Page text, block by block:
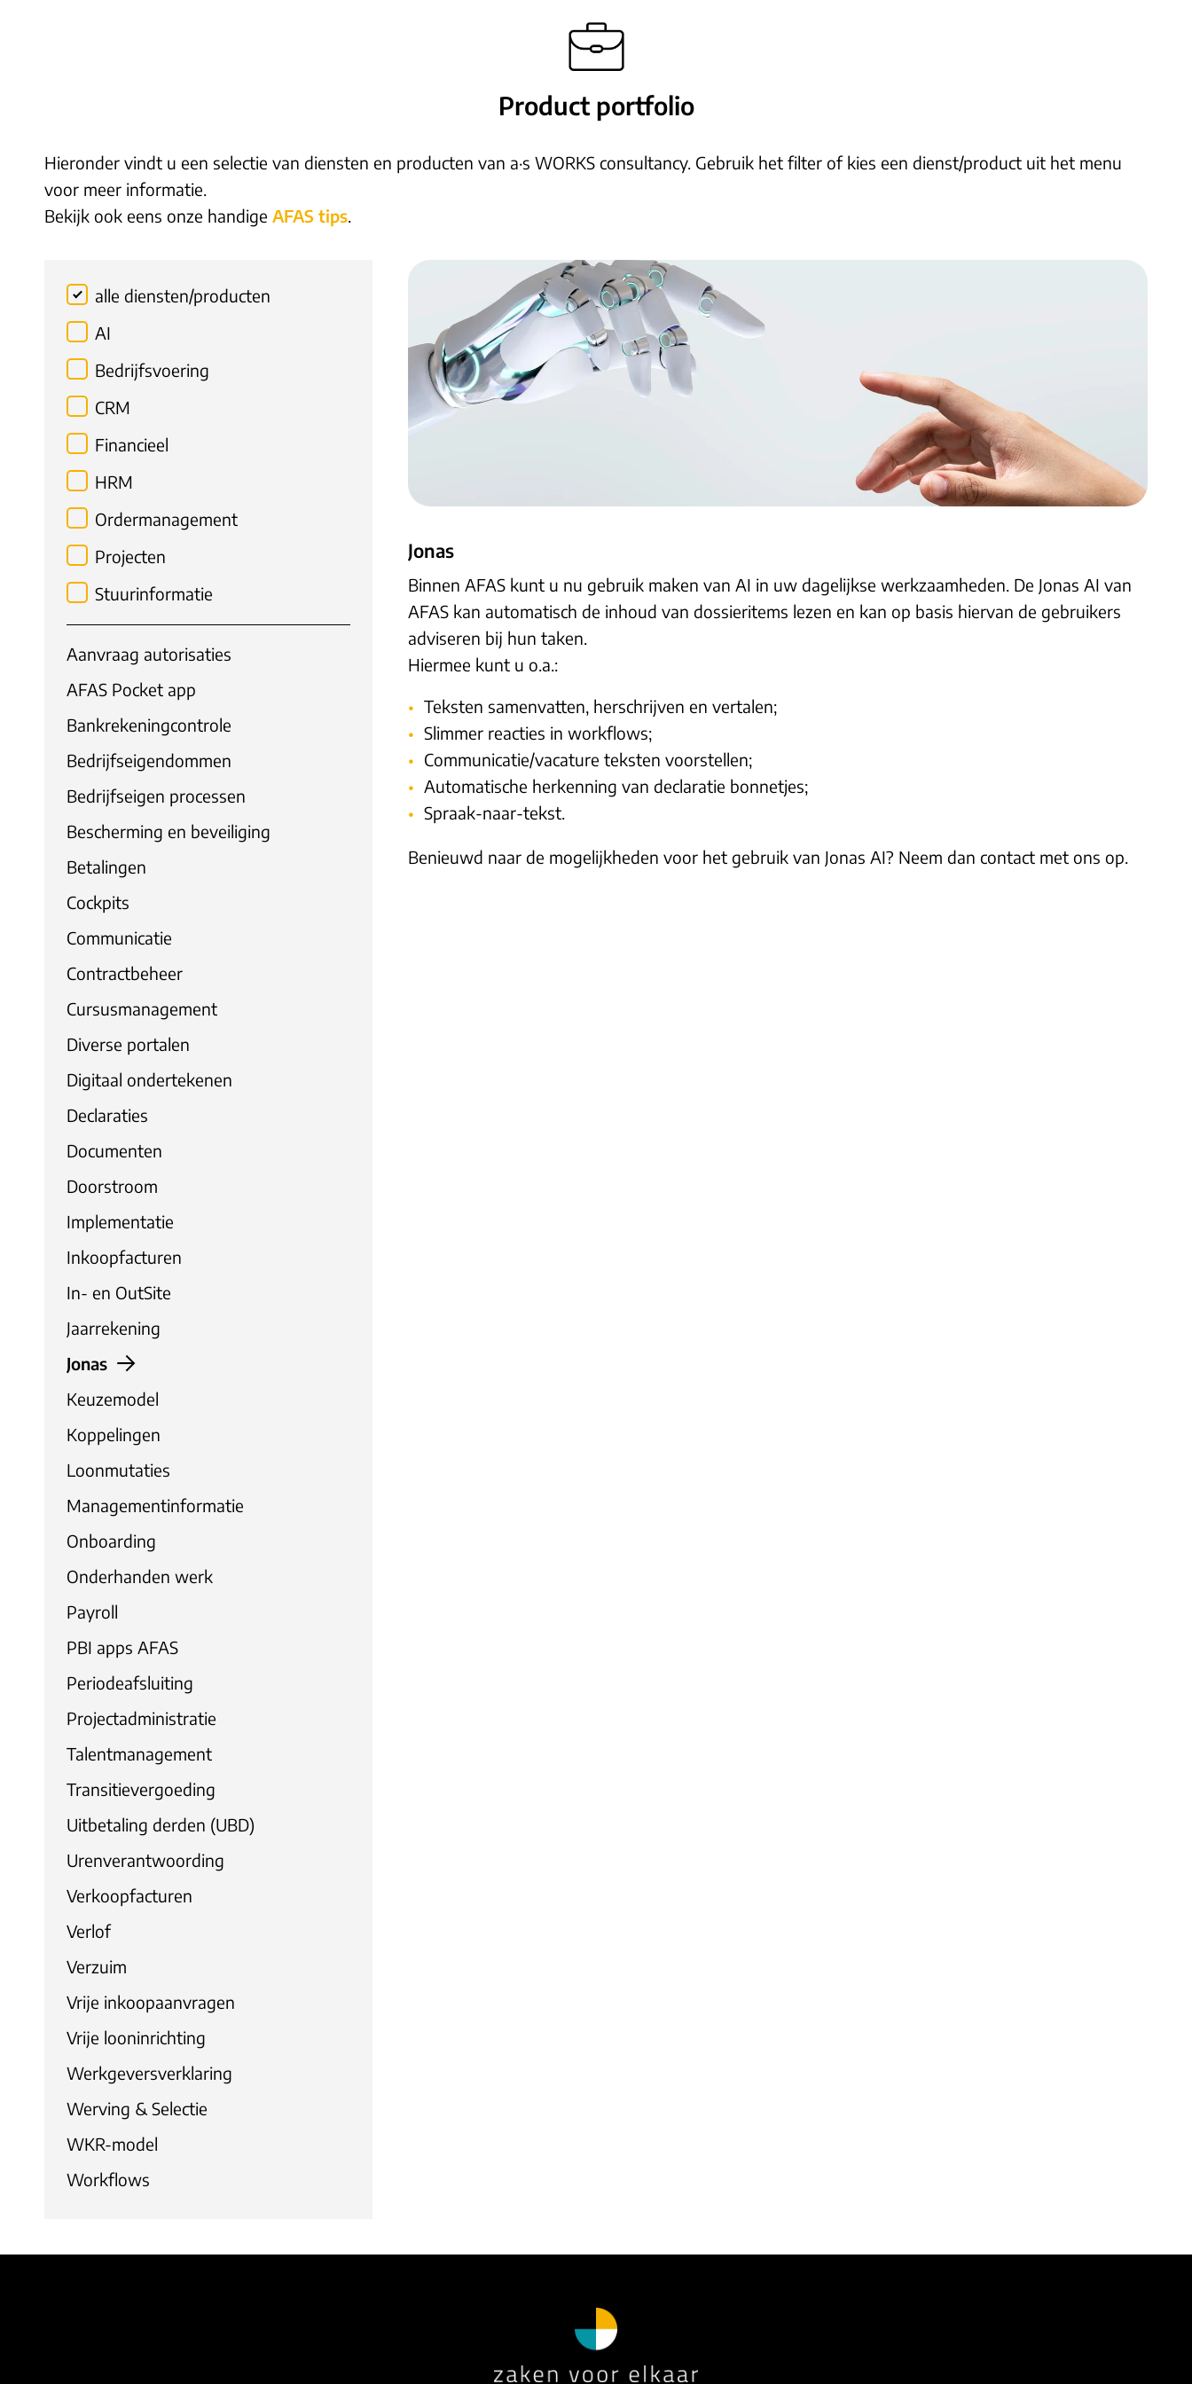
Product portfolio
Hieronder vindt u een selectie van diensten en producten van a·s WORKS consultancy. Gebruik het filter of kies een dienst/product uit het menu
voor meer informatie.
Bekijk ook eens onze handige AFAS tips
alle diensten/producten
AI
Bedrijfsvoering
CRM
Financieel
HRM
Ordermanagement
Projecten
Stuurinformatie
Aanvraag autorisaties
AFAS Pocket app
Bankrekeningcontrole
Bedrijfseigendommen
Bedrijfseigen processen
Bescherming en beveiliging
Betalingen
Cockpits
Communicatie
Contractbeheer
Cursusmanagement
Diverse portalen
Digitaal ondertekenen
Declaraties
Documenten
Doorstroom
Implementatie
Inkoopfacturen
In- en OutSite
Jaarrekening
Jonas
Keuzemodel
Koppelingen
Loonmutaties
Managementinformatie
Onboarding
Onderhanden werk
Payroll
PBI apps AFAS
Periodeafsluiting
Projectadministratie
Talentmanagement
Transitievergoeding
Uitbetaling derden (UBD)
Urenverantwoording
Verkoopfacturen
Verlof
Verzuim
Vrije inkoopaanvragen
Vrije looninrichting
Werkgeversverklaring
Werving & Selectie
WKR-model
Workflows
Jonas
Binnen AFAS kunt u nu gebruik maken van AI in uw dagelijkse werkzaamheden. De Jonas AI van
AFAS kan automatisch de inhoud van dossieritems lezen en kan op basis hiervan de gebruikers
adviseren bij hun taken.
Hiermee kunt u o.a.:
Teksten samenvatten, herschrijven en vertalen;
Slimmer reacties in workflows;
Communicatie/vacature teksten voorstellen;
Automatische herkenning van declaratie bonnetjes;
Spraak-naar-tekst.
Benieuwd naar de mogelijkheden voor het gebruik van Jonas AI? Neem dan contact met ons op.